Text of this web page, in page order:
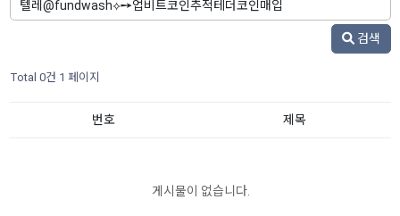
검색
Total 0건 1 페이지
번호 제목
게시물이 없습니다.